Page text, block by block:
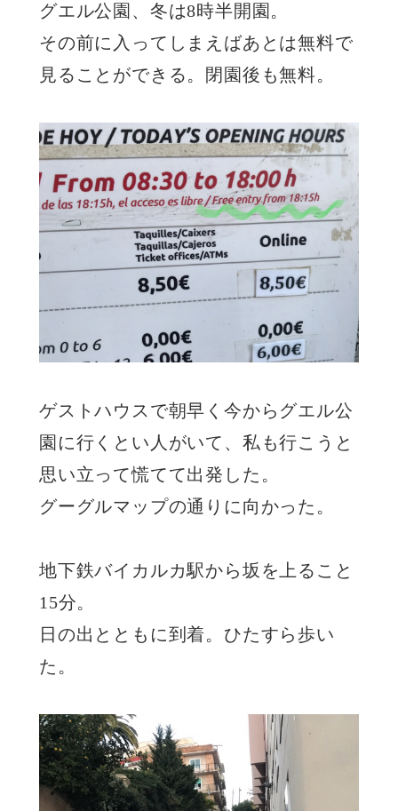
グエル公園、冬は8時半開園。
その前に入ってしまえばあとは無料で
見ることができる。閉園後も無料。
ゲストハウスで朝早く今からグエル公
園に行くとい人がいて、私も行こうと
思い立って慌てて出発した。
グーグルマップの通りに向かった。
地下鉄バイカルカ駅から坂を上ること
15分。
日の出とともに到着。ひたすら歩い
た。